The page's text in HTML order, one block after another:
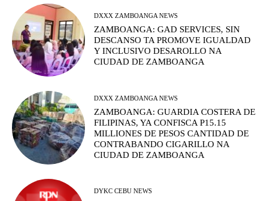
DXXX ZAMBOANGA NEWS
ZAMBOANGA: GAD SERVICES, SIN
DESCANSO TA PROMOVE IGUALDAD
Y INCLUSIVO DESAROLLO NA
CIUDAD DE ZAMBOANGA
DXXX ZAMBOANGA NEWS
ZAMBOANGA: GUARDIA COSTERA DE
FILIPINAS, YA CONFISCA P15.15
MILLIONES DE PESOS CANTIDAD DE
CONTRABANDO CIGARILLO NA
CIUDAD DE ZAMBOANGA
DYKC CEBU NEWS